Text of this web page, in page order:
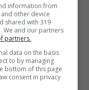
information from
other device
shared with 319
We and our partners
partners.
data on the basis
to by managing
bottom of this page
consent in privacy